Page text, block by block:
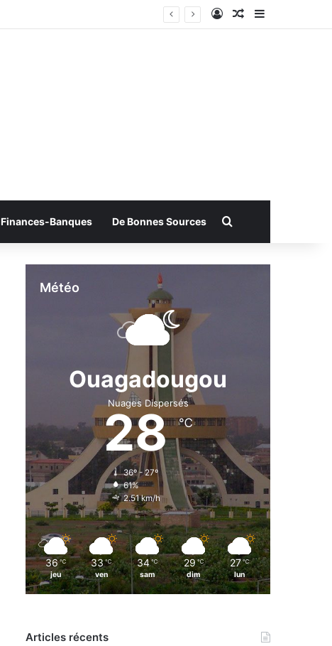
ConnexionArticle Aléatoire
Finances-Banques De Bonnes Sources Rechercher
Météo
Ouagadougou
Nuages Dispersés
28℃
36º - 27º
61%
2.51 km/h
36 ℃
jeu
33 ℃
ven
34 ℃
sam
29 ℃
dim
27 ℃
lun
Articles récents